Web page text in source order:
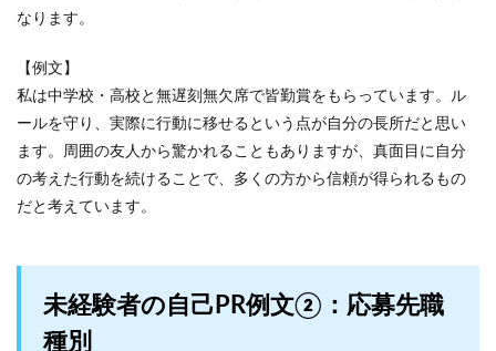
なります。
【例文】
私は中学校・高校と無遅刻無欠席で皆勤賞をもらっています。ル
ールを守り、実際に行動に移せるという点が自分の長所だと思い
ます。周囲の友人から驚かれることもありますが、真面目に自分
の考えた行動を続けることで、多くの方から信頼が得られるもの
だと考えています。
未経験者の自己PR例文②：応募先職
種別